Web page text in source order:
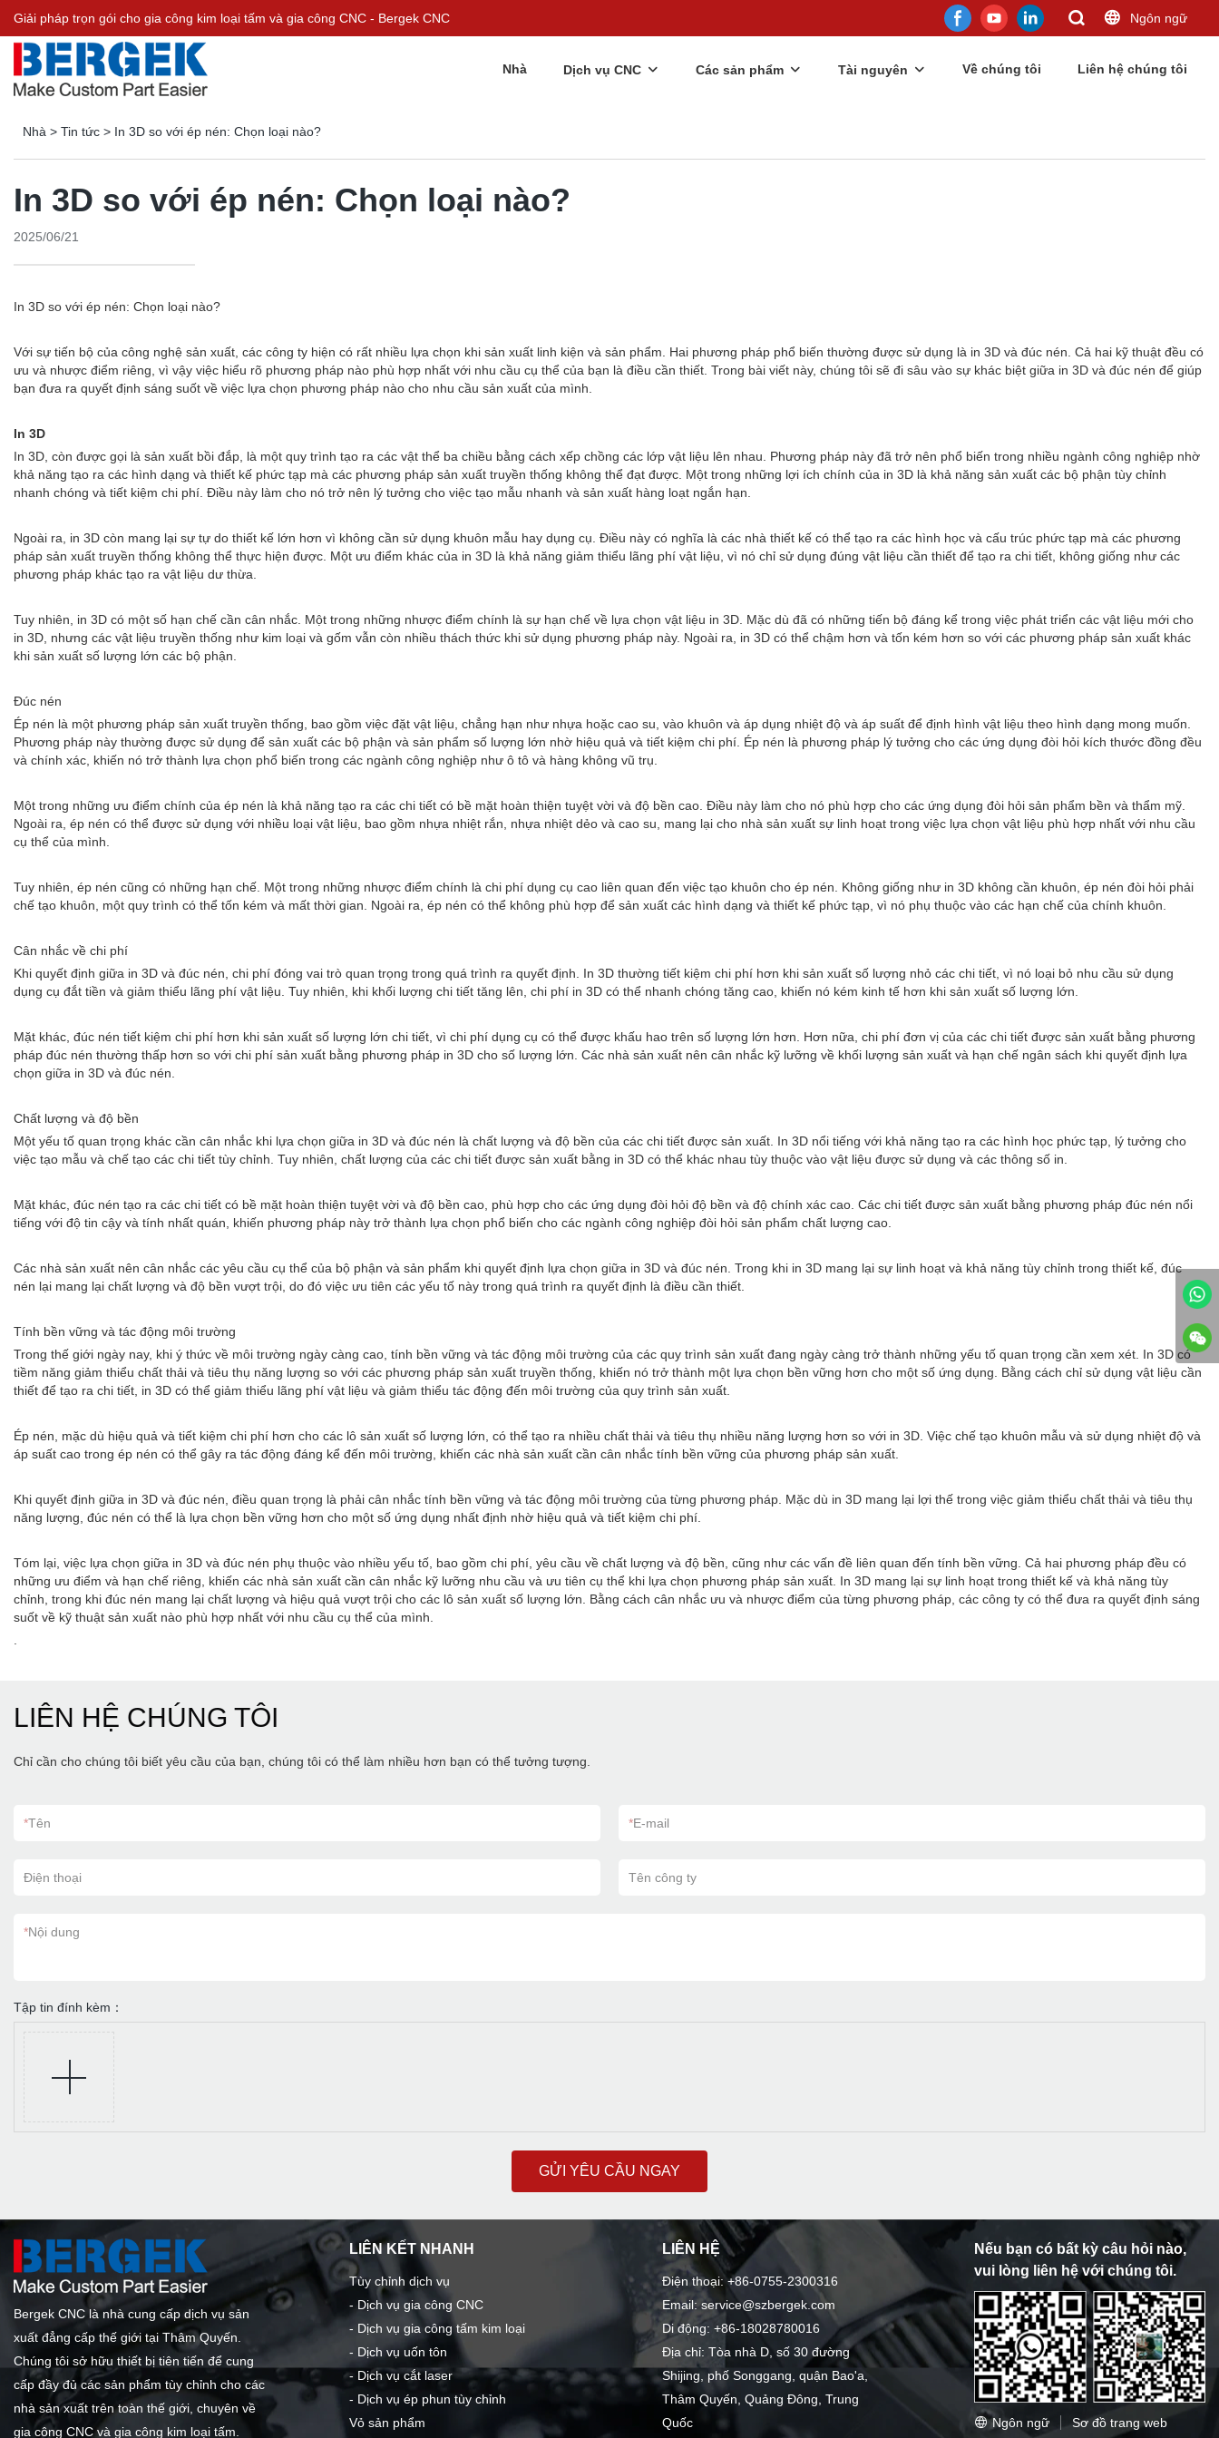
Giải pháp trọn gói cho gia công kim loại tấm và gia công CNC - Bergek CNC Ngôn ngữ
Nhà Dịch vụ CNC Các sản phẩm Tài nguyên Về chúng tôi Liên hệ chúng tôi
Nhà > Tin tức > In 3D so với ép nén: Chọn loại nào?
In 3D so với ép nén: Chọn loại nào?
2025/06/21
In 3D so với ép nén: Chọn loại nào?
Với sự tiến bộ của công nghệ sản xuất, các công ty hiện có rất nhiều lựa chọn khi sản xuất linh kiện và sản phẩm. Hai phương pháp phổ biến thường được sử dụng là in 3D và đúc nén. Cả hai kỹ thuật đều có
ưu và nhược điểm riêng, vì vậy việc hiểu rõ phương pháp nào phù hợp nhất với nhu cầu cụ thể của bạn là điều cần thiết. Trong bài viết này, chúng tôi sẽ đi sâu vào sự khác biệt giữa in 3D và đúc nén để giúp
bạn đưa ra quyết định sáng suốt về việc lựa chọn phương pháp nào cho nhu cầu sản xuất của mình.
In 3D
In 3D, còn được gọi là sản xuất bồi đắp, là một quy trình tạo ra các vật thể ba chiều bằng cách xếp chồng các lớp vật liệu lên nhau. Phương pháp này đã trở nên phổ biến trong nhiều ngành công nghiệp nhờ
khả năng tạo ra các hình dạng và thiết kế phức tạp mà các phương pháp sản xuất truyền thống không thể đạt được. Một trong những lợi ích chính của in 3D là khả năng sản xuất các bộ phận tùy chỉnh
nhanh chóng và tiết kiệm chi phí. Điều này làm cho nó trở nên lý tưởng cho việc tạo mẫu nhanh và sản xuất hàng loạt ngắn hạn.
Ngoài ra, in 3D còn mang lại sự tự do thiết kế lớn hơn vì không cần sử dụng khuôn mẫu hay dụng cụ. Điều này có nghĩa là các nhà thiết kế có thể tạo ra các hình học và cấu trúc phức tạp mà các phương
pháp sản xuất truyền thống không thể thực hiện được. Một ưu điểm khác của in 3D là khả năng giảm thiểu lãng phí vật liệu, vì nó chỉ sử dụng đúng vật liệu cần thiết để tạo ra chi tiết, không giống như các
phương pháp khác tạo ra vật liệu dư thừa.
Tuy nhiên, in 3D có một số hạn chế cần cân nhắc. Một trong những nhược điểm chính là sự hạn chế về lựa chọn vật liệu in 3D. Mặc dù đã có những tiến bộ đáng kể trong việc phát triển các vật liệu mới cho
in 3D, nhưng các vật liệu truyền thống như kim loại và gốm vẫn còn nhiều thách thức khi sử dụng phương pháp này. Ngoài ra, in 3D có thể chậm hơn và tốn kém hơn so với các phương pháp sản xuất khác
khi sản xuất số lượng lớn các bộ phận.
Đúc nén
Ép nén là một phương pháp sản xuất truyền thống, bao gồm việc đặt vật liệu, chẳng hạn như nhựa hoặc cao su, vào khuôn và áp dụng nhiệt độ và áp suất để định hình vật liệu theo hình dạng mong muốn.
Phương pháp này thường được sử dụng để sản xuất các bộ phận và sản phẩm số lượng lớn nhờ hiệu quả và tiết kiệm chi phí. Ép nén là phương pháp lý tưởng cho các ứng dụng đòi hỏi kích thước đồng đều
và chính xác, khiến nó trở thành lựa chọn phổ biến trong các ngành công nghiệp như ô tô và hàng không vũ trụ.
Một trong những ưu điểm chính của ép nén là khả năng tạo ra các chi tiết có bề mặt hoàn thiện tuyệt vời và độ bền cao. Điều này làm cho nó phù hợp cho các ứng dụng đòi hỏi sản phẩm bền và thẩm mỹ.
Ngoài ra, ép nén có thể được sử dụng với nhiều loại vật liệu, bao gồm nhựa nhiệt rắn, nhựa nhiệt dẻo và cao su, mang lại cho nhà sản xuất sự linh hoạt trong việc lựa chọn vật liệu phù hợp nhất với nhu cầu
cụ thể của mình.
Tuy nhiên, ép nén cũng có những hạn chế. Một trong những nhược điểm chính là chi phí dụng cụ cao liên quan đến việc tạo khuôn cho ép nén. Không giống như in 3D không cần khuôn, ép nén đòi hỏi phải
chế tạo khuôn, một quy trình có thể tốn kém và mất thời gian. Ngoài ra, ép nén có thể không phù hợp để sản xuất các hình dạng và thiết kế phức tạp, vì nó phụ thuộc vào các hạn chế của chính khuôn.
Cân nhắc về chi phí
Khi quyết định giữa in 3D và đúc nén, chi phí đóng vai trò quan trọng trong quá trình ra quyết định. In 3D thường tiết kiệm chi phí hơn khi sản xuất số lượng nhỏ các chi tiết, vì nó loại bỏ nhu cầu sử dụng
dụng cụ đắt tiền và giảm thiểu lãng phí vật liệu. Tuy nhiên, khi khối lượng chi tiết tăng lên, chi phí in 3D có thể nhanh chóng tăng cao, khiến nó kém kinh tế hơn khi sản xuất số lượng lớn.
Mặt khác, đúc nén tiết kiệm chi phí hơn khi sản xuất số lượng lớn chi tiết, vì chi phí dụng cụ có thể được khấu hao trên số lượng lớn hơn. Hơn nữa, chi phí đơn vị của các chi tiết được sản xuất bằng phương
pháp đúc nén thường thấp hơn so với chi phí sản xuất bằng phương pháp in 3D cho số lượng lớn. Các nhà sản xuất nên cân nhắc kỹ lưỡng về khối lượng sản xuất và hạn chế ngân sách khi quyết định lựa
chọn giữa in 3D và đúc nén.
Chất lượng và độ bền
Một yếu tố quan trọng khác cần cân nhắc khi lựa chọn giữa in 3D và đúc nén là chất lượng và độ bền của các chi tiết được sản xuất. In 3D nổi tiếng với khả năng tạo ra các hình học phức tạp, lý tưởng cho
việc tạo mẫu và chế tạo các chi tiết tùy chỉnh. Tuy nhiên, chất lượng của các chi tiết được sản xuất bằng in 3D có thể khác nhau tùy thuộc vào vật liệu được sử dụng và các thông số in.
Mặt khác, đúc nén tạo ra các chi tiết có bề mặt hoàn thiện tuyệt vời và độ bền cao, phù hợp cho các ứng dụng đòi hỏi độ bền và độ chính xác cao. Các chi tiết được sản xuất bằng phương pháp đúc nén nổi
tiếng với độ tin cậy và tính nhất quán, khiến phương pháp này trở thành lựa chọn phổ biến cho các ngành công nghiệp đòi hỏi sản phẩm chất lượng cao.
Các nhà sản xuất nên cân nhắc các yêu cầu cụ thể của bộ phận và sản phẩm khi quyết định lựa chọn giữa in 3D và đúc nén. Trong khi in 3D mang lại sự linh hoạt và khả năng tùy chỉnh trong thiết kế, đúc
nén lại mang lại chất lượng và độ bền vượt trội, do đó việc ưu tiên các yếu tố này trong quá trình ra quyết định là điều cần thiết.
Tính bền vững và tác động môi trường
Trong thế giới ngày nay, khi ý thức về môi trường ngày càng cao, tính bền vững và tác động môi trường của các quy trình sản xuất đang ngày càng trở thành những yếu tố quan trọng cần xem xét. In 3D có
tiềm năng giảm thiểu chất thải và tiêu thụ năng lượng so với các phương pháp sản xuất truyền thống, khiến nó trở thành một lựa chọn bền vững hơn cho một số ứng dụng. Bằng cách chỉ sử dụng vật liệu cần
thiết để tạo ra chi tiết, in 3D có thể giảm thiểu lãng phí vật liệu và giảm thiểu tác động đến môi trường của quy trình sản xuất.
Ép nén, mặc dù hiệu quả và tiết kiệm chi phí hơn cho các lô sản xuất số lượng lớn, có thể tạo ra nhiều chất thải và tiêu thụ nhiều năng lượng hơn so với in 3D. Việc chế tạo khuôn mẫu và sử dụng nhiệt độ và
áp suất cao trong ép nén có thể gây ra tác động đáng kể đến môi trường, khiến các nhà sản xuất cần cân nhắc tính bền vững của phương pháp sản xuất.
Khi quyết định giữa in 3D và đúc nén, điều quan trọng là phải cân nhắc tính bền vững và tác động môi trường của từng phương pháp. Mặc dù in 3D mang lại lợi thế trong việc giảm thiểu chất thải và tiêu thụ
năng lượng, đúc nén có thể là lựa chọn bền vững hơn cho một số ứng dụng nhất định nhờ hiệu quả và tiết kiệm chi phí.
Tóm lại, việc lựa chọn giữa in 3D và đúc nén phụ thuộc vào nhiều yếu tố, bao gồm chi phí, yêu cầu về chất lượng và độ bền, cũng như các vấn đề liên quan đến tính bền vững. Cả hai phương pháp đều có
những ưu điểm và hạn chế riêng, khiến các nhà sản xuất cần cân nhắc kỹ lưỡng nhu cầu và ưu tiên cụ thể khi lựa chọn phương pháp sản xuất. In 3D mang lại sự linh hoạt trong thiết kế và khả năng tùy
chỉnh, trong khi đúc nén mang lại chất lượng và hiệu quả vượt trội cho các lô sản xuất số lượng lớn. Bằng cách cân nhắc ưu và nhược điểm của từng phương pháp, các công ty có thể đưa ra quyết định sáng
suốt về kỹ thuật sản xuất nào phù hợp nhất với nhu cầu cụ thể của mình.
LIÊN HỆ CHÚNG TÔI
Chỉ cần cho chúng tôi biết yêu cầu của bạn, chúng tôi có thể làm nhiều hơn bạn có thể tưởng tượng.
*Tên *E-mail
Điện thoại Tên công ty
*Nội dung
Tập tin đính kèm：
GỬI YÊU CẦU NGAY
Bergek CNC là nhà cung cấp dịch vụ sản
xuất đẳng cấp thế giới tại Thâm Quyến.
Chúng tôi sở hữu thiết bị tiên tiến để cung
cấp đầy đủ các sản phẩm tùy chỉnh cho các
nhà sản xuất trên toàn thế giới, chuyên về
gia công CNC và gia công kim loại tấm.
LIÊN KẾT NHANH
Tùy chỉnh dịch vụ
- Dịch vụ gia công CNC
- Dịch vụ gia công tấm kim loại
- Dịch vụ uốn tôn
- Dịch vụ cắt laser
- Dịch vụ ép phun tùy chỉnh
Vỏ sản phẩm
LIÊN HỆ
Điện thoại: +86-0755-2300316
Email: service@szbergek.com
Di động: +86-18028780016
Địa chỉ: Tòa nhà D, số 30 đường
Shijing, phố Songgang, quận Bao'a,
Thâm Quyến, Quảng Đông, Trung
Quốc
Nếu bạn có bất kỳ câu hỏi nào,
vui lòng liên hệ với chúng tôi.
Ngôn ngữ Sơ đồ trang web